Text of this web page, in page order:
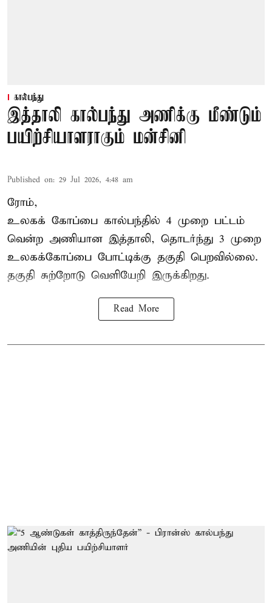
கால்பந்து
இத்தாலி கால்பந்து அணிக்கு மீண்டும்
பயிற்சியாளராகும் மன்சினி
Published on: 29 Jul 2026, 4:48 am
ரோம்,
உலகக் கோப்பை கால்பந்தில் 4 முறை பட்டம்
வென்ற அணியான இத்தாலி, தொடர்ந்து 3 முறை
உலகக்கோப்பை போட்டிக்கு தகுதி பெறவில்லை.
தகுதி சுற்றோடு வெளியேறி இருக்கிறது.
Read More